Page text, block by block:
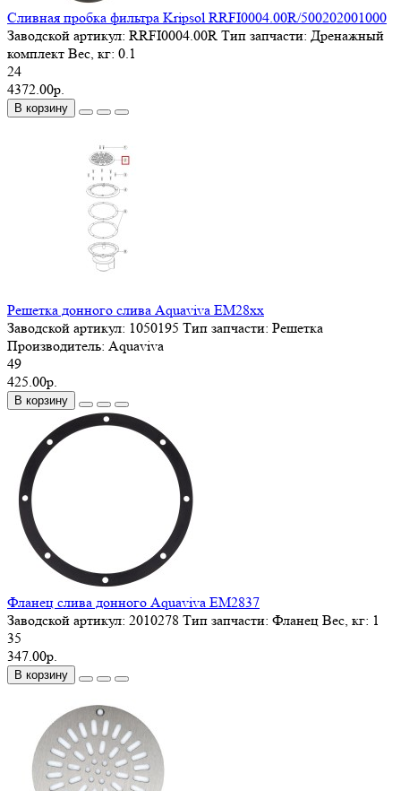
Сливная пробка фильтра Kripsol RRFI0004.00R/500202001000
Заводской артикул: RRFI0004.00R Тип запчасти: Дренажный
комплект Вес, кг: 0.1
24
4372.00р.
В корзину
Решетка донного слива Aquaviva EM28хх
Заводской артикул: 1050195 Тип запчасти: Решетка
Производитель: Aquaviva
49
425.00р.
В корзину
Фланец слива донного Aquaviva EM2837
Заводской артикул: 2010278 Тип запчасти: Фланец Вес, кг: 1
35
347.00р.
В корзину